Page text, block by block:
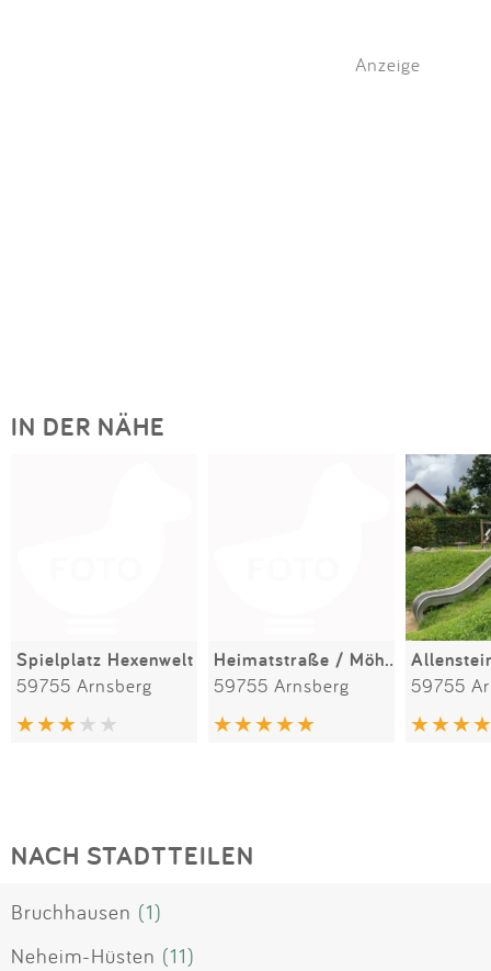
Anzeige
IN DER NÄHE
Spielplatz Hexenwelt
59755 Arnsberg
Heimatstraße / Möhnufer
59755 Arnsberg 59755
NACH STADTTEILEN
Bruchhausen (1)
Neheim-Hüsten (11)